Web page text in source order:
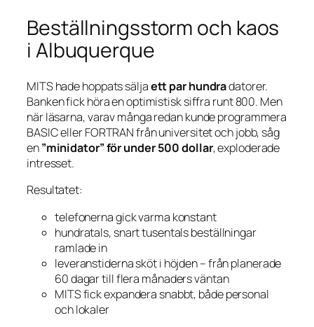
Beställningsstorm och kaos
i Albuquerque
MITS hade hoppats säljaett par hundradatorer.
Banken fick höra en optimistisk siffra runt 800. Men
när läsarna, varav många redan kunde programmera
BASIC eller FORTRAN från universitet och jobb, såg
en”minidator” för under 500 dollar, exploderade
intresset.
Resultatet:
telefonerna gick varma konstant
hundratals, snart tusentals beställningar
ramlade in
leveranstiderna sköt i höjden – från planerade
60 dagar till flera månaders väntan
MITS fick expandera snabbt, både personal
och lokaler